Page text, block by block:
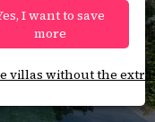
I want to save
more
villas without the